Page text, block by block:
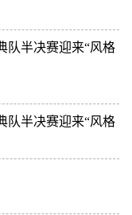
队半决赛迎来“风格
队半决赛迎来“风格